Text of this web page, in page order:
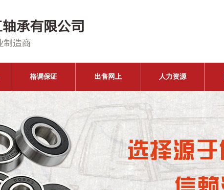
格调保证 出售网上 人力资源